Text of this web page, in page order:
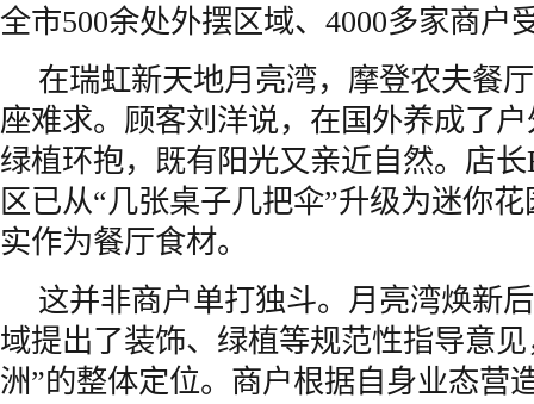
全市500余处外摆区域、4000多家商户
在瑞虹新天地月亮湾，摩登农夫餐
座难求。顾客刘洋说，在国外养成了
绿植环抱，既有阳光又亲近自然。店长
区已从“几张桌子几把伞”升级为迷你
实作为餐厅食材。
这并非商户单打独斗。月亮湾焕新
域提出了装饰、绿植等规范性指导意
洲”的整体定位。商户根据自身业态营